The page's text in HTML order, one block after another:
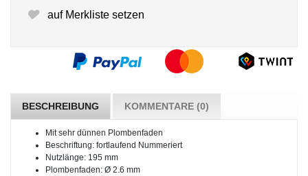
auf Merkliste setzen
BESCHREIBUNG KOMMENTARE (0)
Mit sehr dünnen Plombenfaden
Beschriftung: fortlaufend Nummeriert
Nutzlänge: 195 mm
Plombenfaden: Ø 2.6 mm